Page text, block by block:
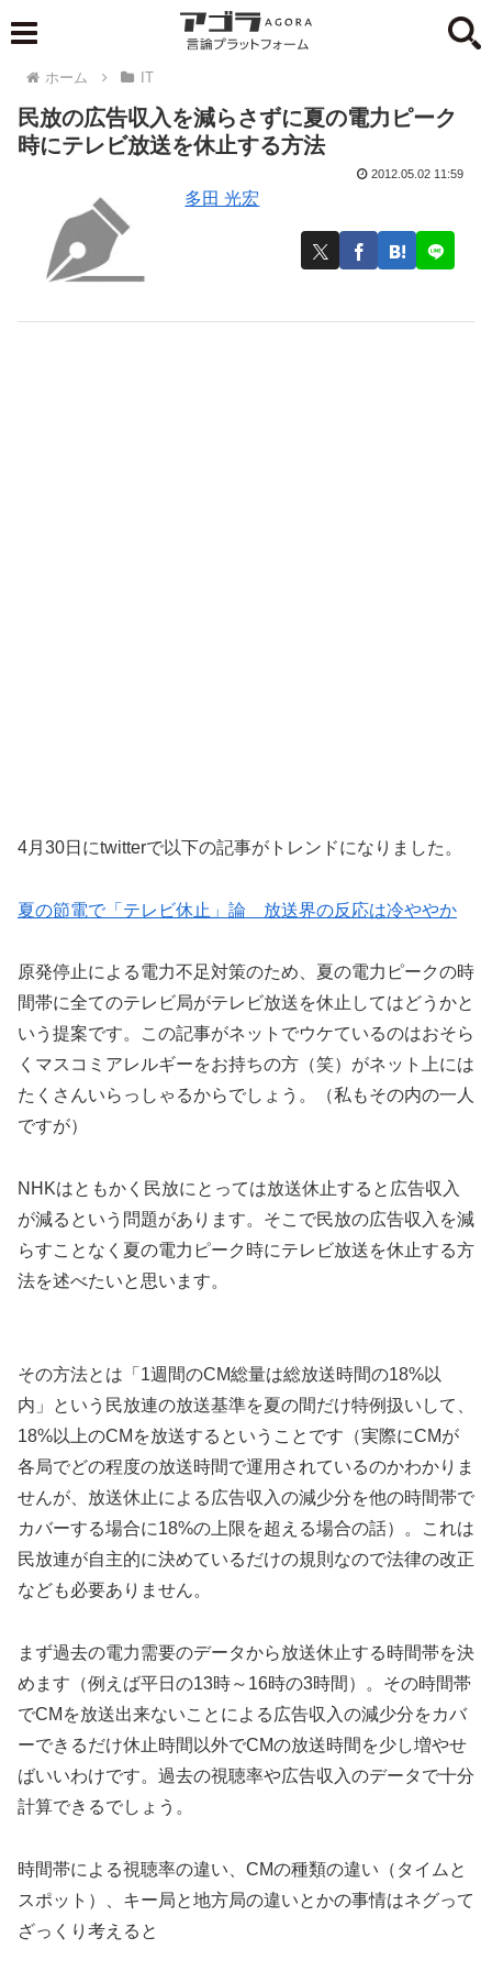
ホーム IT
民放の広告収入を減らさずに夏の電力ピーク
時にテレビ放送を休止する方法
多田 光宏
2012.05.02 11:59
4月30日にtwitterで以下の記事がトレンドになりました。
夏の節電で「テレビ休止」論 放送界の反応は冷ややか
原発停止による電力不足対策のため、夏の電力ピークの時
間帯に全てのテレビ局がテレビ放送を休止してはどうかと
いう提案です。この記事がネットでウケているのはおそら
くマスコミアレルギーをお持ちの方（笑）がネット上には
たくさんいらっしゃるからでしょう。（私もその内の一人
ですが）
NHKはともかく民放にとっては放送休止すると広告収入
が減るという問題があります。そこで民放の広告収入を減
らすことなく夏の電力ピーク時にテレビ放送を休止する方
法を述べたいと思います。
その方法とは「1週間のCM総量は総放送時間の18%以
内」という民放連の放送基準を夏の間だけ特例扱いして、
18%以上のCMを放送するということです（実際にCMが
各局でどの程度の放送時間で運用されているのかわかりま
せんが、放送休止による広告収入の減少分を他の時間帯で
カバーする場合に18%の上限を超える場合の話）。これは
民放連が自主的に決めているだけの規則なので法律の改正
なども必要ありません。
まず過去の電力需要のデータから放送休止する時間帯を決
めます（例えば平日の13時～16時の3時間）。その時間帯
でCMを放送出来ないことによる広告収入の減少分をカバ
ーできるだけ休止時間以外でCMの放送時間を少し増やせ
ばいいわけです。過去の視聴率や広告収入のデータで十分
計算できるでしょう。
時間帯による視聴率の違い、CMの種類の違い（タイムと
スポット）、キー局と地方局の違いとかの事情はネグって
ざっくり考えると